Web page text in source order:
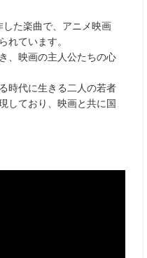
した楽曲で、アニメ映画
れています。
、映画の主人公たちの心
時代に生きる二人の若者
しており、映画と共に国